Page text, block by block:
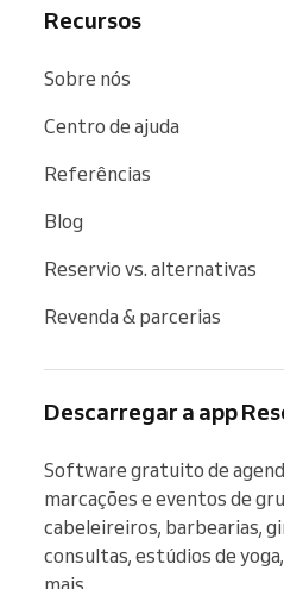
Recursos
Sobre nós
Centro de ajuda
Referências
Blog
Reservio vs. alternativas
Revenda & parcerias
Descarregar a app
Software gratuito de
marcações e eventos de
cabeleireiros, barbearias,
consultas, estúdios de